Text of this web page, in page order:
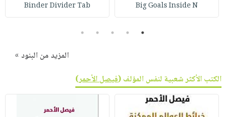
صابون
أطفال
فيديوهات
نيل
وفرات
انشر
عربة
Big Goals Inside N
Binder Divider Tab
1
2
3
4
5
المزيد من البنود »
الكتب الأكثر شعبية لنفس المؤلف (فيصل الأحمر)